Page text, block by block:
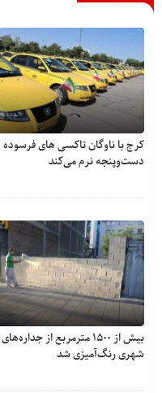
کرج با ناوگان تاکسی های فرسوده
دست‌وپنجه نرم می‌کند
بیش از ۱۵۰۰ مترمربع از جداره‌های
شهری رنگ‌آمیزی شد